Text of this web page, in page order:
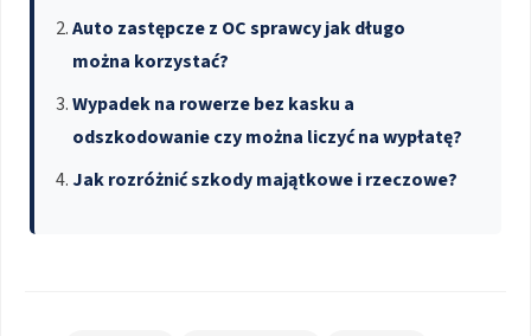
Auto zastępcze z OC sprawcy jak długo
można korzystać?
Wypadek na rowerze bez kasku a
odszkodowanie czy można liczyć na wypłatę?
Jak rozróżnić szkody majątkowe i rzeczowe?